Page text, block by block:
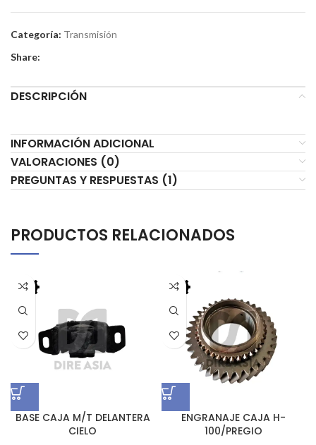
Categoría: Transmisión
Share:
DESCRIPCIÓN
INFORMACIÓN ADICIONAL
VALORACIONES (0)
PREGUNTAS Y RESPUESTAS (1)
PRODUCTOS RELACIONADOS
BASE CAJA M/T DELANTERA
CIELO
ENGRANAJE CAJA H-
100/PREGIO